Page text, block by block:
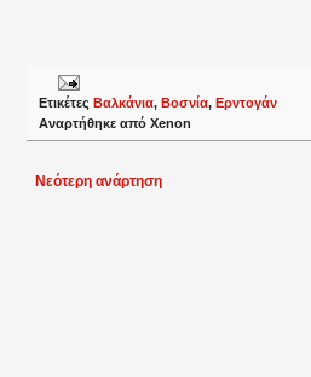
Ετικέτες Βαλκάνια, Βοσνία, Ερντογάν
Αναρτήθηκε από Xenon
Νεότερη ανάρτηση